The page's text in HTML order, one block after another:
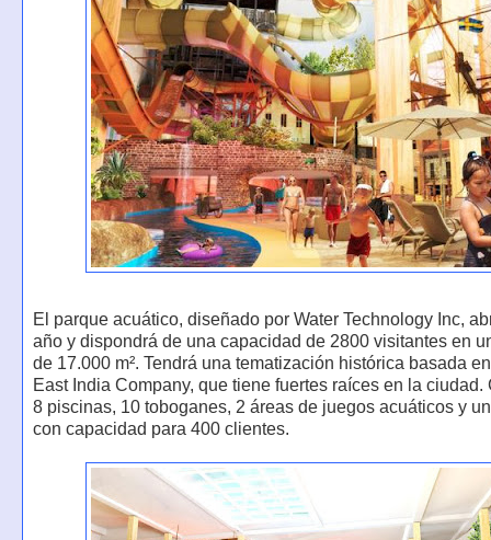
El parque acuático, diseñado por Water Technology Inc,
año y dispondrá de una capacidad de 2800 visitantes en
de 17.000 m². Tendrá una tematización histórica basada
East India Company, que tiene fuertes raíces en la ciudad.
8 piscinas, 10 toboganes, 2 áreas de juegos acuáticos y
con capacidad para 400 clientes.